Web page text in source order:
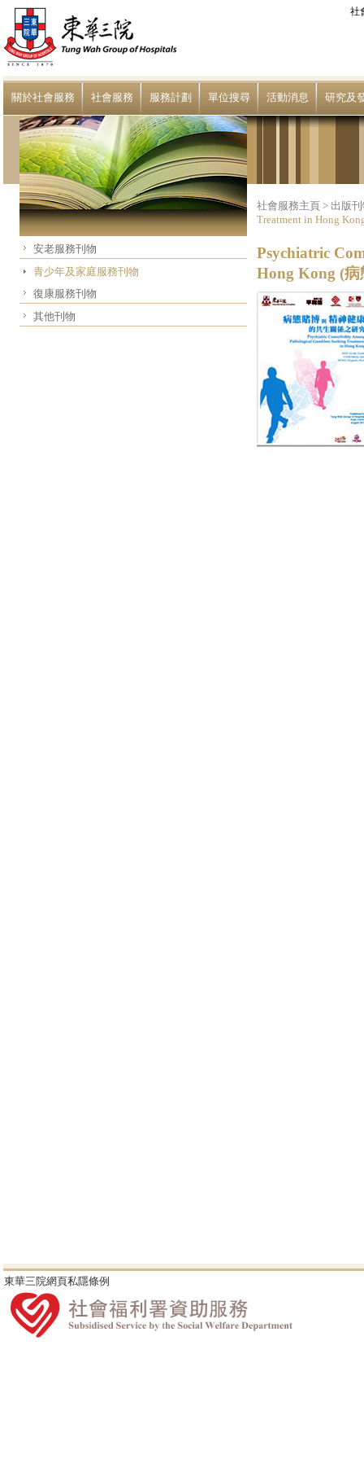
社
關於社會服務 社會服務 服務計劃 單位搜尋 活動消息 研究及
安老服務刊物
青少年及家庭服務刊物
復康服務刊物
其他刊物
社會服務主頁 > 出版
Treatment in Hong
Psychiatric
Hong Kong (
東華三院網頁私隱條例